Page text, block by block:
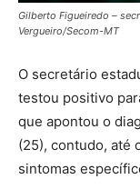
Gilberto Figueiredo –
Vergueiro/Secom-MT
O secretário
testou positivo
que apontou o
(25), contudo, até
sintomas